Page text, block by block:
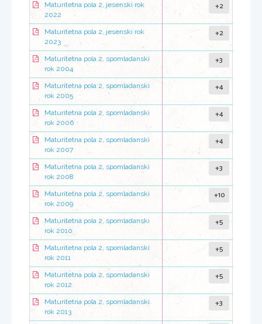
Maturitetna pola 2, jesenski rok
2022
+2
Maturitetna pola 2, jesenski rok
2023
+2
Maturitetna pola 2, spomladanski
rok 2004
+3
Maturitetna pola 2, spomladanski
rok 2005
+4
Maturitetna pola 2, spomladanski
rok 2006
+4
Maturitetna pola 2, spomladanski
rok 2007
+4
Maturitetna pola 2, spomladanski
rok 2008
+3
Maturitetna pola 2, spomladanski
rok 2009
+10
Maturitetna pola 2, spomladanski
rok 2010
+5
Maturitetna pola 2, spomladanski
rok 2011
+5
Maturitetna pola 2, spomladanski
rok 2012
+5
Maturitetna pola 2, spomladanski
rok 2013
+3